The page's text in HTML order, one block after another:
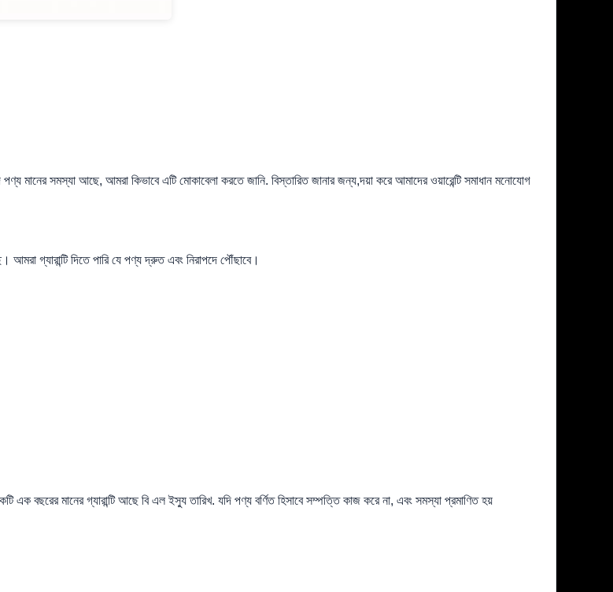
মানের সমস্যা আছে, আমরা কিভাবে এটি মোকাবেলা করতে জানি. বিস্তারিত জানার জন্য,দয়া করে আমাদের ওয়ারেন্টি সমাধান মনোযোগ
গ্যারান্টি দিতে পারি যে পণ্য দ্রুত এবং নিরাপদে পৌঁছাবে।
মানের গ্যারান্টি আছে বি এল ইস্যু তারিখ. যদি পণ্য বর্ণিত হিসাবে সম্পত্তি কাজ করে না, এবং সমস্যা প্রমাণিত হয়